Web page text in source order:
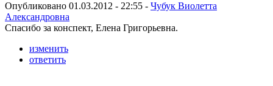
Опубликовано 01.03.2012 - 22:55 - Чубук Виолетта
Александровна
Спасибо за конспект, Елена Григорьевна.
изменить
ответить